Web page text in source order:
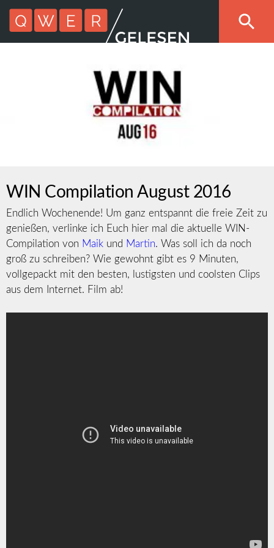
WIN Compilation August 2016
Endlich Wochenende! Um ganz entspannt die freie Zeit zu
genießen, verlinke ich Euch hier mal die aktuelle WIN-
Compilation von Maik und Martin. Was soll ich da noch
groß zu schreiben? Wie gewohnt gibt es 9 Minuten,
vollgepackt mit den besten, lustigsten und coolsten Clips
aus dem Internet. Film ab!